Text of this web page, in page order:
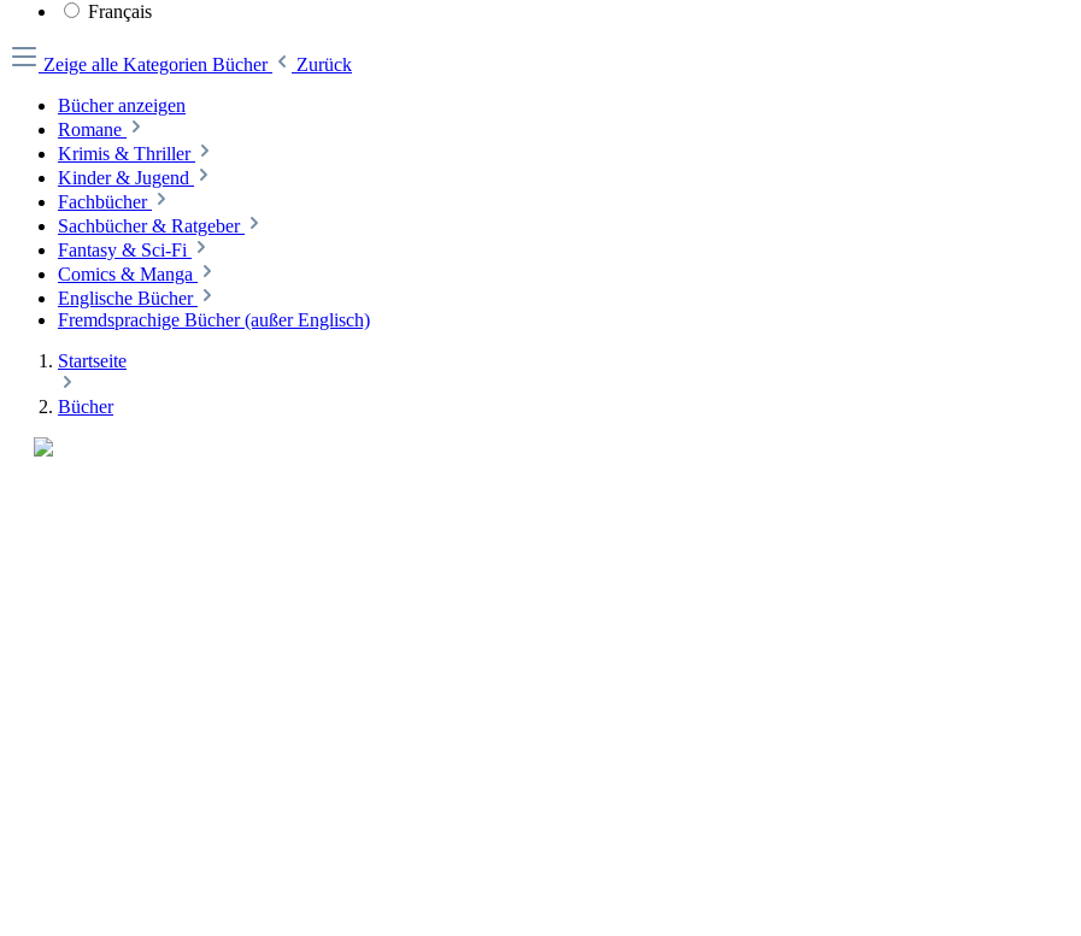
Français
Zeige alle Kategorien Bücher
Zurück
Bücher anzeigen
Romane
Krimis & Thriller
Kinder & Jugend
Fachbücher
Sachbücher & Ratgeber
Fantasy & Sci-Fi
Comics & Manga
Englische Bücher
Fremdsprachige Bücher (außer Englisch)
Startseite
Bücher